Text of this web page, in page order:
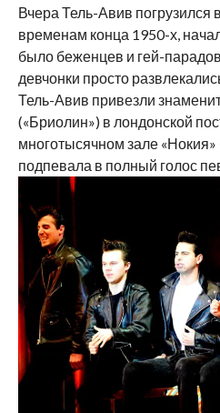
Вчера Тель-Авив погрузился
временам конца 1950-х,
было беженцев и гей-
девчонки просто
Тель-Авив привезли
(«Бриолин») в лондонской
многотысячном зале
подпевала в полный голос